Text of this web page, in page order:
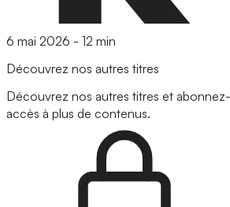
6 mai 2026 - 12 min
Découvrez nos autres titres
Découvrez nos autres titres et
accès à plus de contenus.